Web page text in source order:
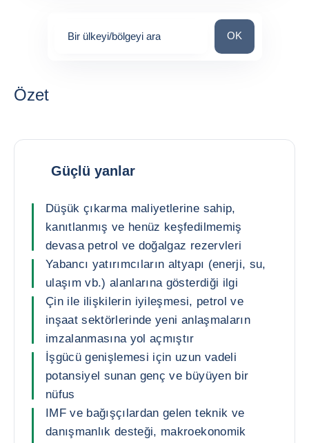
Bir ülkeyi/bölgeyi ara Bir ülkeyi/bölgeyi
OK
Özet
Güçlü yanlar
Düşük çıkarma maliyetlerine sahip,
kanıtlanmış ve henüz keşfedilmemiş
devasa petrol ve doğalgaz rezervleri
Yabancı yatırımcıların altyapı (enerji, su,
ulaşım vb.) alanlarına gösterdiği ilgi
Çin ile ilişkilerin iyileşmesi, petrol ve
inşaat sektörlerinde yeni anlaşmaların
imzalanmasına yol açmıştır
İşgücü genişlemesi için uzun vadeli
potansiyel sunan genç ve büyüyen bir
nüfus
IMF ve bağışçılardan gelen teknik ve
danışmanlık desteği, makroekonomik